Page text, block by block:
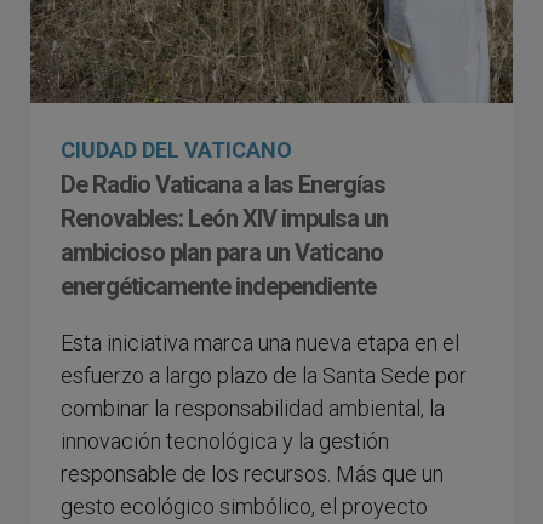
CIUDAD DEL VATICANO
De Radio Vaticana a las Energías
Renovables: León XIV impulsa un
ambicioso plan para un Vaticano
energéticamente independiente
Esta iniciativa marca una nueva etapa en el
esfuerzo a largo plazo de la Santa Sede por
combinar la responsabilidad ambiental, la
innovación tecnológica y la gestión
responsable de los recursos. Más que un
gesto ecológico simbólico, el proyecto